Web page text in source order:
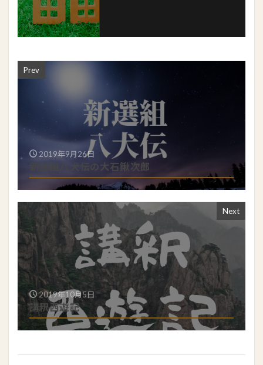
Prev
2019年9月26日
新選組八犬伝の大石鍬次郎
Next
2019年10月5日
講釈西遊記